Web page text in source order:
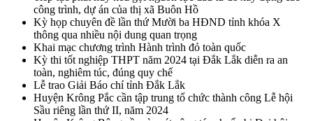
công trình, dự án của thị xã Buôn Hồ
Kỳ họp chuyên đề lần thứ Mười ba HĐND tỉnh khóa X
thông qua nhiều nội dung quan trọng
Khai mạc chương trình Hành trình đỏ toàn quốc
Kỳ thi tốt nghiệp THPT năm 2024 tại Đắk Lắk diễn ra an
toàn, nghiêm túc, đúng quy chế
Lễ trao Giải Báo chí tỉnh Đắk Lắk
Huyện Krông Pắc cần tập trung tổ chức thành công Lễ hội
Sầu riêng lần thứ II, năm 2024